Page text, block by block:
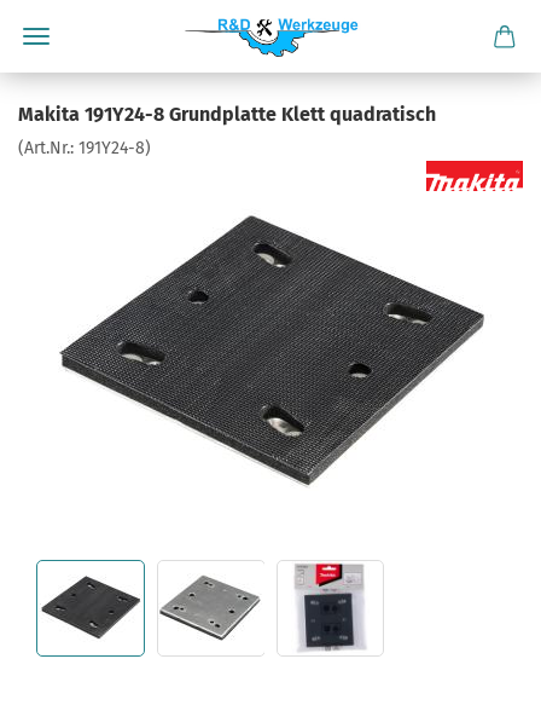
Makita 191Y24-8 Grundplatte Klett quadratisch
(Art.Nr.: 191Y24-8)